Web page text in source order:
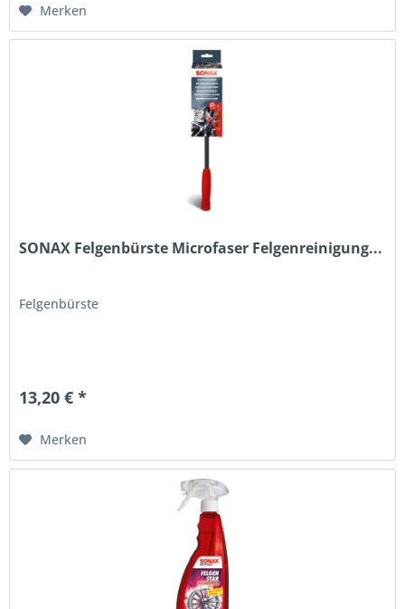
Merken
SONAX Felgenbürste Microfaser Felgenreinigung...
Felgenbürste
13,20 € *
Merken